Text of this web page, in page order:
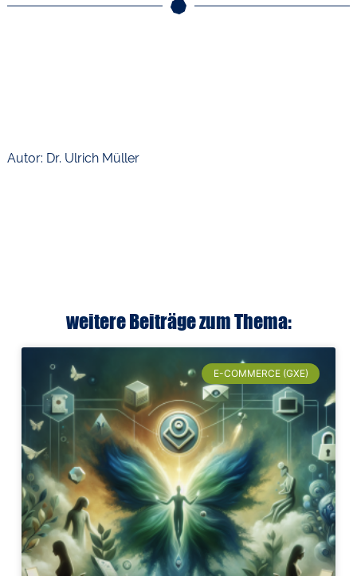
Autor: Dr. Ulrich Müller
weitere Beiträge zum Thema:
E-COMMERCE (GXE)